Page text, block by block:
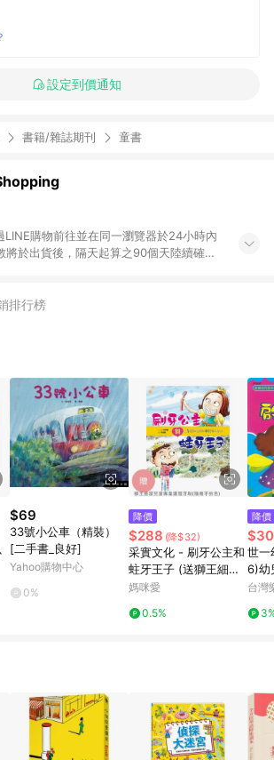
設定到價通知
書籍/雜誌期刊 童書
LINE購物前往並在同一瀏覽器於24小時內
將於出貨後，隔天起算之90個天陸續確認
網頁）切換為App都將會造成追蹤中斷而
商品資料更新會有時間差，如顯示之商
上述或其他原因，致使消費者無接收到點
議，親子天下Shopping保有更改條款與最
親子天下Shopping網站公告為準。
排行榜
$69
33號小公車（精裝）
[二手書_良好]
Yahoo購物中心
0%
降價
$288 (降$32)
采實文化 - 刷牙公主和
蛀牙王子 (送獅王細潔
兒童專業護理牙刷(隨
媽咪愛
0.5%
降價
$30
世一
6)幼
6)
台灣